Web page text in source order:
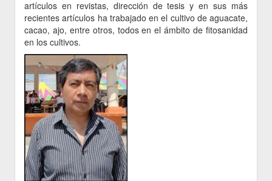
artículos en revistas, dirección de tesis y en sus más
recientes artículos ha trabajado en el cultivo de aguacate,
cacao, ajo, entre otros, todos en el ámbito de fitosanidad
en los cultivos.